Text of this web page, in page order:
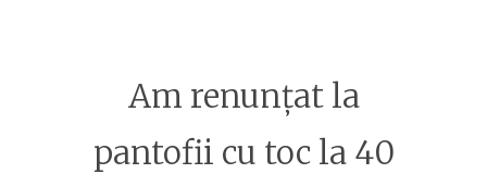
Am renunțat la
pantofii cu toc la 40